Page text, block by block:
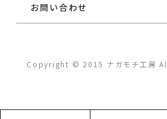
お問い合わせ
Copyright © 2015 ナガモチ工房